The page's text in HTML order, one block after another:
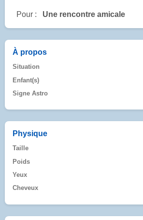
Pour : Une rencontre amicale
À propos
Situation
Enfant(s)
Signe Astro
Physique
Taille
Poids
Yeux
Cheveux